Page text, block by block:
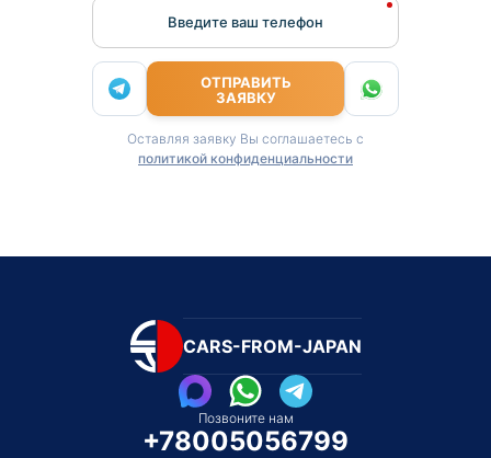
Введите ваш телефон
ОТПРАВИТЬ
ЗАЯВКУ
Оставляя заявку Вы соглашаетесь с
политикой конфиденциальности
CARS-FROM-JAPAN
Позвоните нам
+78005056799